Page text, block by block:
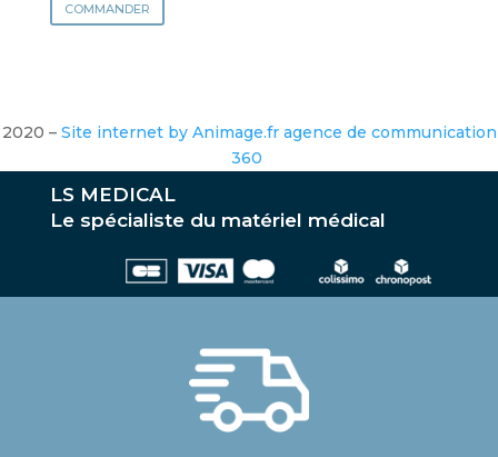
COMMANDER
2020 – Site internet by Animage.fr agence de communication
360
LS MEDICAL
Le spécialiste du matériel médical